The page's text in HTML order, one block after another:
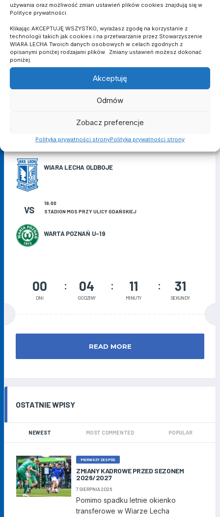
używania oraz możliwość zmian ustawień plików cookies znajdują się w
Polityce prywatności.
Klikając AKCEPTUJĘ WSZYSTKO, wyrażasz zgodę na korzystanie z
technologii takich jak cookies i na przetwarzanie przez Stowarzyszenie
WIARA LECHA Twoich danych osobowych w celach zgodnych z
opisanymi poniżej rodzajami plików. Zmiany ustawień możesz dokonać
poniżej.
Akceptuję
Odmów
Zobacz preferencje
Polityka prywatności stronyPolityka prywatności strony
21 MARCA 2026
KOSZYKÓWKA: OSTATNI WYJAZD W SEZONIE
8 SIERPNIA 2026
WIARA LECHA OLDBOJE
WARTA POZNAŃ U-19
VS
16:00
STADION MOS PRZY ULICY GDAŃSKIEJ
00
DNI
04
GODZINY
11
MINUTY
30
SEKUNDY
READ MORE
OSTATNIE WPISY
NEWEST MOST COMMENTED POPULAR
PIERWSZY ZESPÓŁ
ZMIANY KADROWE PRZED SEZONEM
2026/2027
7 SIERPNIA 2026
Pomimo spadku letnie okienko
transferowe w Wiarze Lecha